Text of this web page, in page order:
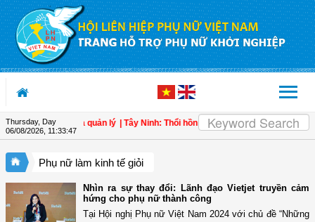
Skip to Content
Thursday, Day
06/08/2026 11:33:48
tham gia quản lý | Tây Ninh: Thổi hồn vào nón lá, tạo sinh kế cho phụ nữ
Phụ nữ làm kinh tế giỏi
Nhìn ra sự thay đổi: Lãnh đạo Vietjet truyền cảm
hứng cho phụ nữ thành công
Tại Hội nghị Phụ nữ Việt Nam 2024 với chủ đề “Những